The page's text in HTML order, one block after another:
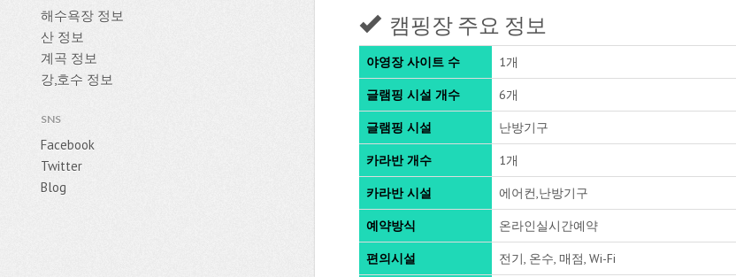
해수욕장 정보
산 정보
계곡 정보
강,호수 정보
SNS
Facebook
Twitter
Blog
캠핑장 주요 정보
야영장 사이트 수 1개
글램핑 시설 개수 6개
글램핑 시설 난방기구
카라반 개수 1개
카라반 시설 에어컨,난방기구
예약방식 온라인실시간예약
편의시설 전기, 온수, 매점, Wi-Fi